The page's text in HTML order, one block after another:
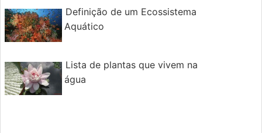
Definição de um Ecossistema
Aquático
Lista de plantas que vivem na
água